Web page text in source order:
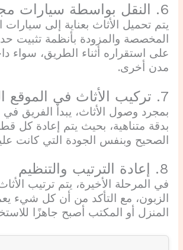
6. النقل بواسطة سيارات مجهزة
يتم تحميل الأثاث بعناية إلى سيارات
المخصصة والمزودة بأنظمة تثبيت
على استقراره أثناء الطريق، سواء
مدن أخرى.
7. تركيب الأثاث في الموقع الجديد
بمجرد وصول الأثاث، يبدأ الفريق في
بدقة متناهية، بحيث يتم إعادة كل
الصحيح وبنفس الجودة التي كانت
8. إعادة الترتيب والتنظيم
في المرحلة الأخيرة، يتم ترتيب
الزبون، مع التأكد من أن كل شيء
المنزل أو المكتب أصبح جاهزًا